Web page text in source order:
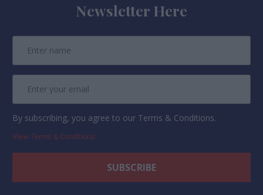
Newsletter Here
By subscribing, you agree to our Terms & Conditions.
View Terms & Conditions